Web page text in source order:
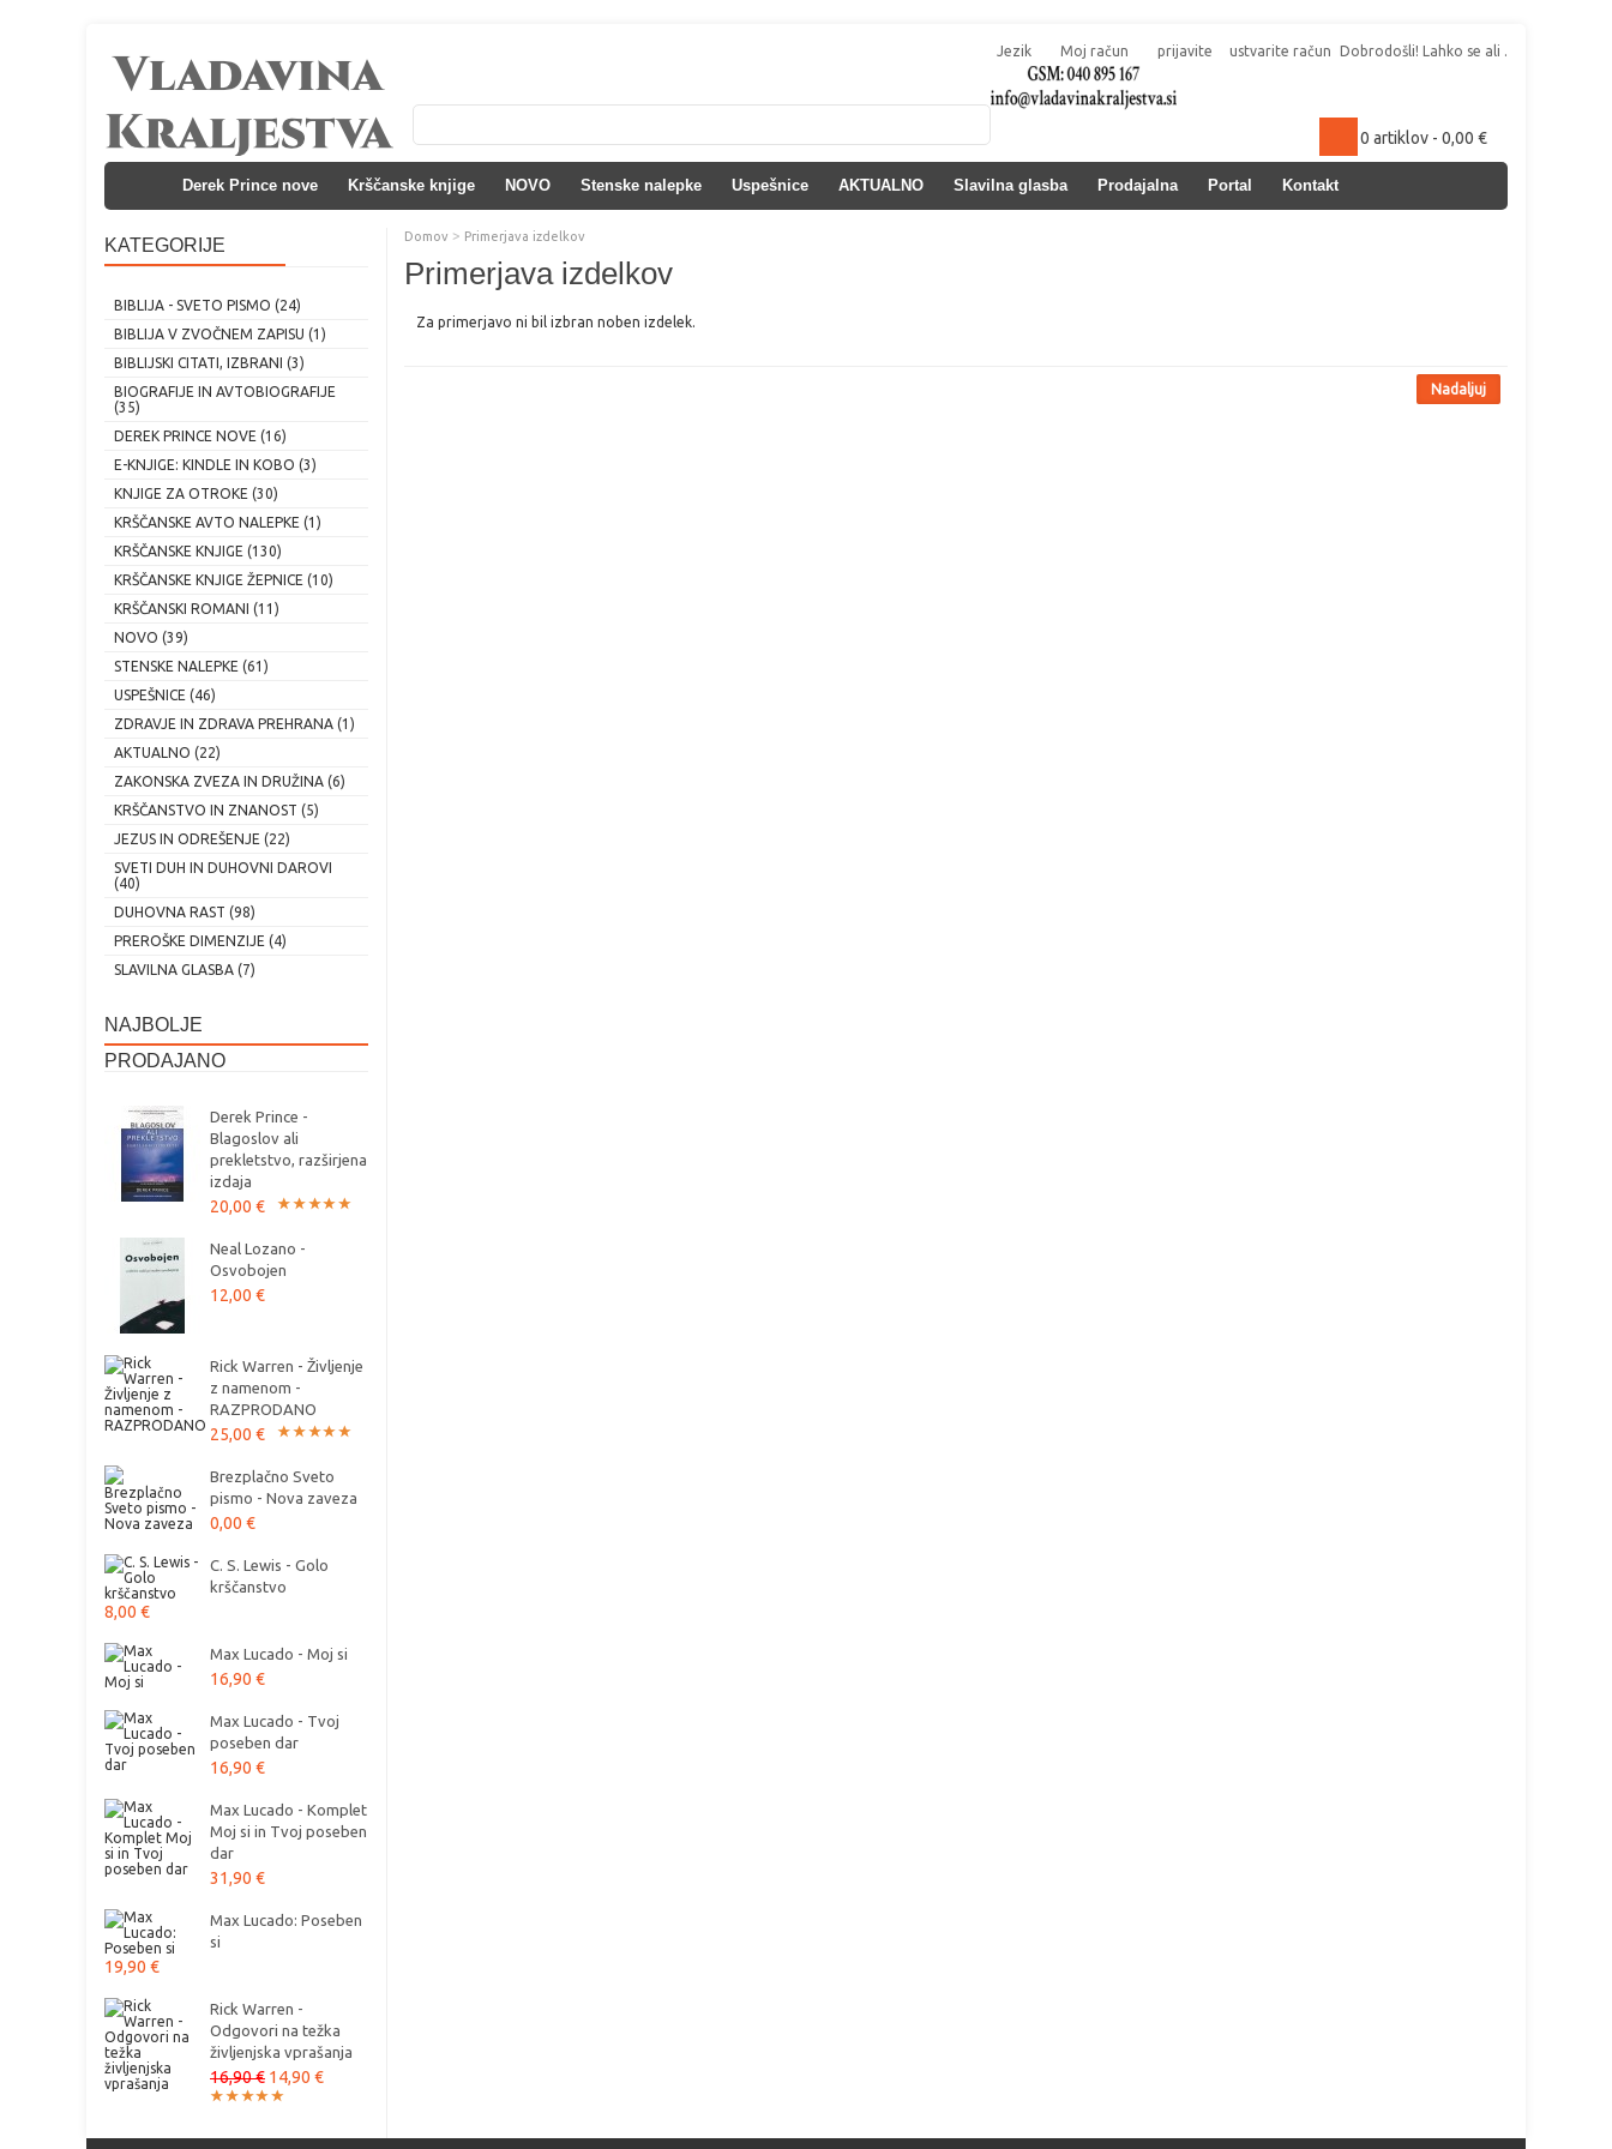
Jezik Moj račun Dobrodošli! Lahko se
prijavite ali
ustvarite račun .
0 artiklov - 0,00 €
Derek Prince nove Krščanske knjige NOVO Stenske nalepke Uspešnice AKTUALNO Slavilna glasba Prodajalna Portal Kontakt
KATEGORIJE
BIBLIJA - SVETO PISMO (24)
BIBLIJA V ZVOČNEM ZAPISU (1)
BIBLIJSKI CITATI, IZBRANI (3)
BIOGRAFIJE IN AVTOBIOGRAFIJE
(35)
DEREK PRINCE NOVE (16)
E-KNJIGE: KINDLE IN KOBO (3)
KNJIGE ZA OTROKE (30)
KRŠČANSKE AVTO NALEPKE (1)
KRŠČANSKE KNJIGE (130)
KRŠČANSKE KNJIGE ŽEPNICE (10)
KRŠČANSKI ROMANI (11)
NOVO (39)
STENSKE NALEPKE (61)
USPEŠNICE (46)
ZDRAVJE IN ZDRAVA PREHRANA (1)
AKTUALNO (22)
ZAKONSKA ZVEZA IN DRUŽINA (6)
KRŠČANSTVO IN ZNANOST (5)
JEZUS IN ODREŠENJE (22)
SVETI DUH IN DUHOVNI DAROVI
(40)
DUHOVNA RAST (98)
PREROŠKE DIMENZIJE (4)
SLAVILNA GLASBA (7)
NAJBOLJE
PRODAJANO
Derek Prince -
Blagoslov ali
prekletstvo, razširjena
izdaja
20,00 €
Neal Lozano -
Osvobojen
12,00 €
Rick Warren - Življenje
z namenom -
RAZPRODANO
25,00 €
Brezplačno Sveto
pismo - Nova zaveza
0,00 €
C. S. Lewis - Golo
krščanstvo
8,00 €
Max Lucado - Moj si
16,90 €
Max Lucado - Tvoj
poseben dar
16,90 €
Max Lucado - Komplet
Moj si in Tvoj poseben
dar
31,90 €
Max Lucado: Poseben
si
19,90 €
Rick Warren -
Odgovori na težka
življenjska vprašanja
16,90 € 14,90 €
Domov > Primerjava izdelkov
Primerjava izdelkov
Za primerjavo ni bil izbran noben izdelek.
Nadaljuj